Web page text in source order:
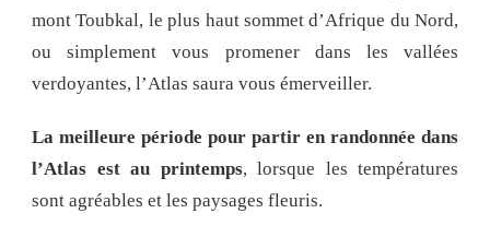
mont Toubkal, le plus haut sommet d’Afrique du Nord,
ou simplement vous promener dans les vallées
verdoyantes, l’Atlas saura vous émerveiller.
La meilleure période pour partir en randonnée dans
l’Atlas est au printemps, lorsque les températures
sont agréables et les paysages fleuris.